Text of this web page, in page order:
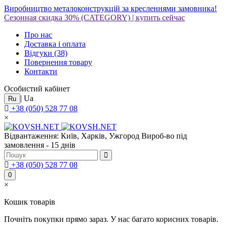
Виробництво металоконструкцій за кресленнями замовника!
Сезонная скидка 30% (CATEGORY) | купить сейчас
Про нас
Доставка і оплата
Відгуки (38)
Повернення товару
Контакти
Особистий кабінет
Ru | Ua
+38 (050) 528 77 08
×
Відвантаження: Київ, Харків, Ужгород Вироб-во під
замовлення - 15 днів
+38 (050) 528 77 08
0
×
Кошик товарів
Почніть покупки прямо зараз. У нас багато корисних товарів.